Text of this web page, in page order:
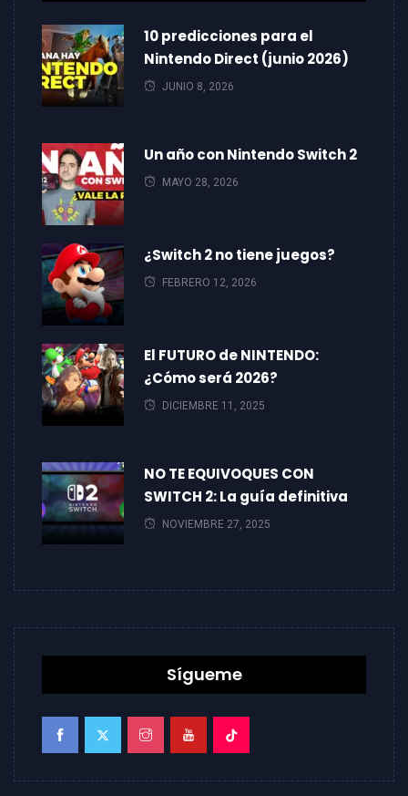
10 predicciones para el
Nintendo Direct (junio 2026)
JUNIO 8, 2026
Un año con Nintendo Switch 2
MAYO 28, 2026
¿Switch 2 no tiene juegos?
FEBRERO 12, 2026
El FUTURO de NINTENDO:
¿Cómo será 2026?
DICIEMBRE 11, 2025
NO TE EQUIVOQUES CON
SWITCH 2: La guía definitiva
NOVIEMBRE 27, 2025
Sígueme